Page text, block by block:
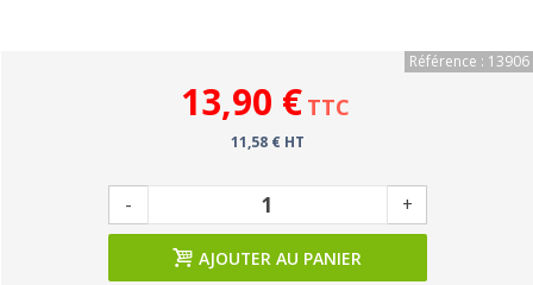
Référence : 13906
13,90 € TTC
11,58 € HT
- +
AJOUTER AU PANIER